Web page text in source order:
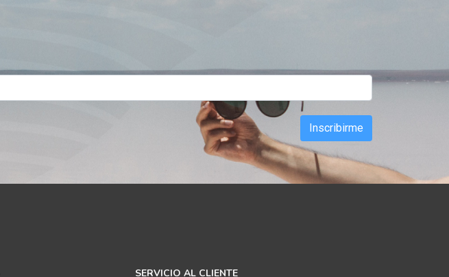
Inscribirme
SERVICIO AL CLIENTE